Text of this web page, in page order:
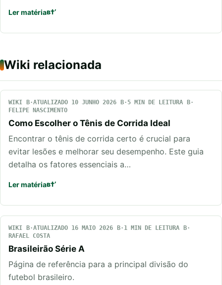
Ler matéria
Wiki relacionada
WIKI ATUALIZADO 10 JUNHO 2026
5 MIN DE LEITURA
FELIPE NASCIMENTO
Como Escolher o Tênis de Corrida Ideal
Encontrar o tênis de corrida certo é crucial para
evitar lesões e melhorar seu desempenho. Este guia
detalha os fatores essenciais a…
Ler matéria
WIKI ATUALIZADO 16 MAIO 2026
1 MIN DE LEITURA
RAFAEL COSTA
Brasileirão Série A
Página de referência para a principal divisão do
futebol brasileiro.